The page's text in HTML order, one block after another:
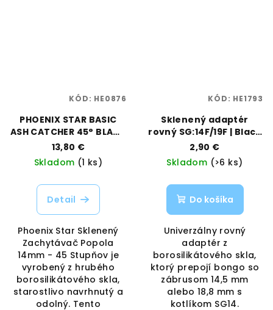
PHOENIX STAR BASIC
ASH CATCHER 45° BLACK
- 14MM
13,80 €
Skladom (1 ks)
Detail
Phoenix Star Sklenený
Zachytávač Popola
14mm - 45 Stupňov je
vyrobený z hrubého
borosilikátového skla,
starostlivo navrhnutý a
odolný. Tento
KÓD: HE0876
Sklenený adaptér
rovný SG:14F/19F | Black
Leaf | Vaporama
2,90 €
Skladom (>6 ks)
Do košíka
Univerzálny rovný
adaptér z
borosilikátového skla,
ktorý prepojí bongo so
zábrusom 14,5 mm
alebo 18,8 mm s
kotlíkom SG14.
KÓD: HE1793